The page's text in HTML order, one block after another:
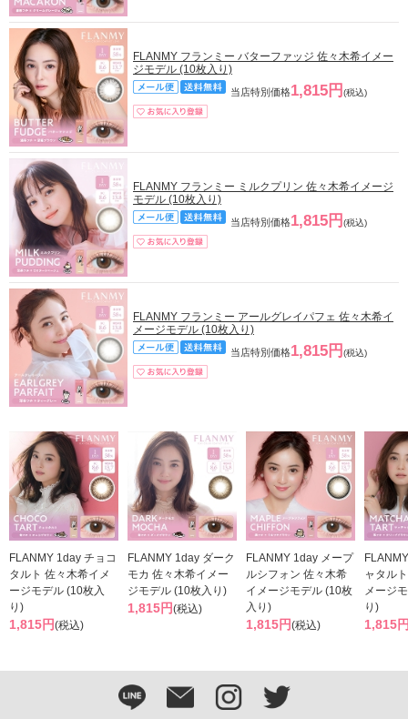
FLANMY フランミー バターファッジ 佐々木希イメー
ジモデル (10枚入り)
当店特別価格1,815円 (税込)
FLANMY フランミー ミルクプリン 佐々木希イメージ
モデル (10枚入り)
当店特別価格1,815円 (税込)
FLANMY フランミー アールグレイパフェ 佐々木希イ
メージモデル (10枚入り)
当店特別価格1,815円 (税込)
FLANMY 1day チョコ
タルト 佐々木希イメ
ージモデル (10枚入
り)
1,815円(税込)
FLANMY 1day ダーク
モカ 佐々木希イメー
ジモデル (10枚入り)
1,815円(税込)
FLANMY 1day メープ
ルシフォン 佐々木希
イメージモデル (10枚
入り)
1,815円(税込)
ャタル
メージ
り)
1,815